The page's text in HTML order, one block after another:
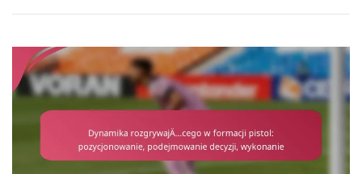
Szybkie
Podaniach,
Odczyty